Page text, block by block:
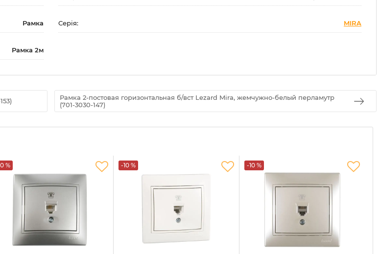
Рамка Серія: MIRA
Рамка 2м
Рамка 2-постовая горизонтальная б/вст Lezard Mira, жемчужно-белый перламутр
(701-3030-147)
% -10 % -10 %